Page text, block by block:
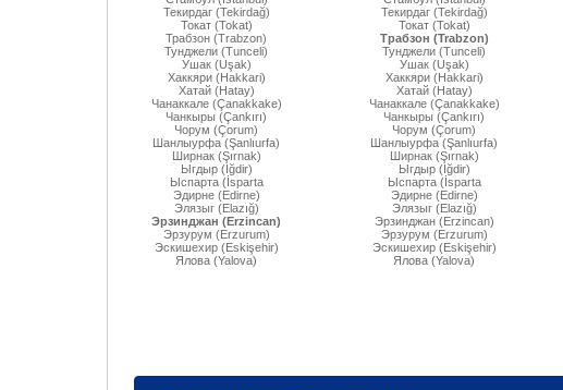
Текирдаг (Tekirdağ)
Токат (Tokat)
Трабзон (Trabzon)
Тунджели (Tunceli)
Ушак (Uşak)
Хаккяри (Hakkari)
Хатай (Hatay)
Чанаккале (Çanakkake)
Чанкыры (Çankırı)
Чорум (Çorum)
Шанлыурфа (Şanlıurfa)
Ширнак (Şırnak)
Ыгдыр (Iğdir)
Ыспарта (İsparta
Эдирне (Edirne)
Элязыг (Elazığ)
Эрзинджан (Erzincan)
Эрзурум (Erzurum)
Эскишехир (Eskişehir)
Ялова (Yalova)
Текирдаг (Tekirdağ)
Токат (Tokat)
Трабзон (Trabzon)
Тунджели (Tunceli)
Ушак (Uşak)
Хаккяри (Hakkari)
Хатай (Hatay)
Чанаккале (Çanakkake)
Чанкыры (Çankırı)
Чорум (Çorum)
Шанлыурфа (Şanlıurfa)
Ширнак (Şırnak)
Ыгдыр (Iğdir)
Ыспарта (İsparta
Эдирне (Edirne)
Элязыг (Elazığ)
Эрзинджан (Erzincan)
Эрзурум (Erzurum)
Эскишехир (Eskişehir)
Ялова (Yalova)